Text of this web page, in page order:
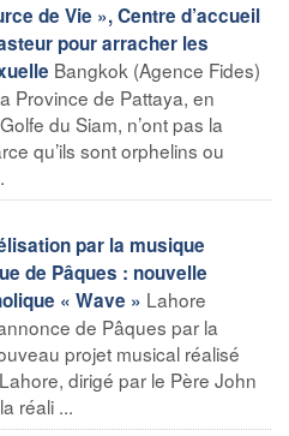
de Vie », Centre d’accueil
pour arracher les
Bangkok (Agence Fides)
Province de Pattaya, en
du Siam, n’ont pas la
qu’ils sont orphelins ou
par la musique
de Pâques : nouvelle
« Wave » Lahore
de Pâques par la
projet musical réalisé
dirigé par le Père John
réali ...